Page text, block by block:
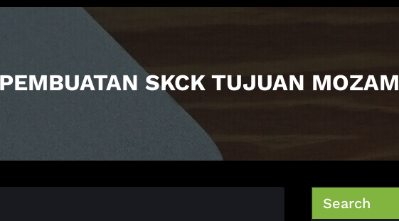
SKCK TUJUAN
Search